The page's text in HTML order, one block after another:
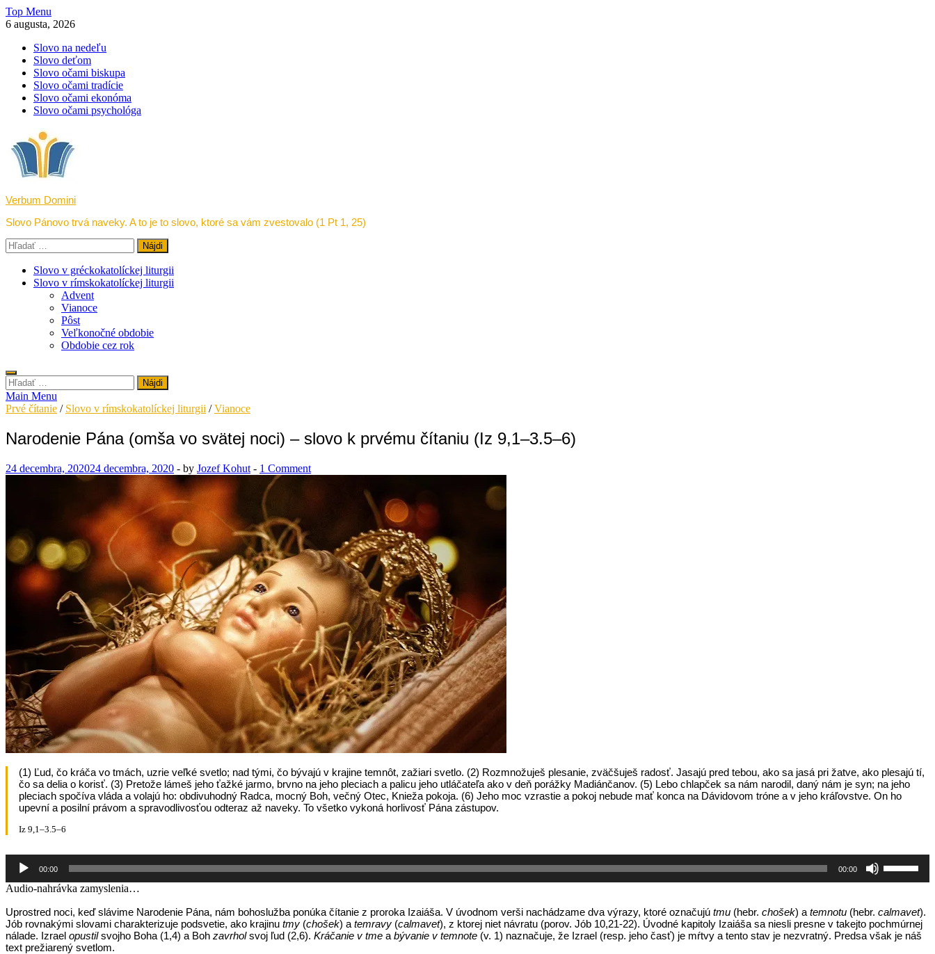
Skip
to
Top Menu
6 augusta, 2026
Slovo na nedeľu
Slovo deťom
Slovo očami biskupa
Slovo očami tradície
Slovo očami ekonóma
Slovo očami psychológa
Verbum Domini
Slovo Pánovo trvá naveky. A to je to slovo, ktoré sa vám zvestovalo (1 Pt 1, 25)
Hľadať:
Slovo v gréckokatolíckej liturgii
Slovo v rímskokatolíckej liturgii
Advent
Vianoce
Pôst
Veľkonočné obdobie
Obdobie cez rok
Hľadať:
Main Menu
Prvé čítanie / Slovo v rímskokatolíckej liturgii /Vianoce
Narodenie Pána (omša vo svätej noci) – slovo k prvému čítaniu (Iz 9,1–3.5–6)
24 decembra, 202024 decembra, 2020 - by Jozef Kohut - 1 Comment
(1) Ľud, čo kráča vo tmách, uzrie veľké svetlo; nad tými, čo bývajú v krajine temnôt, zažiari svetlo. (2) Rozmnožuješ plesanie, zväčšuješ radosť. Jasajú pred tebou, ako sa jasá pri žatve, ako plesajú tí,
čo sa delia o korisť. (3) Pretože lámeš jeho ťažké jarmo, brvno na jeho pleciach a palicu jeho utláčateľa ako v deň porážky Madiánčanov. (5) Lebo chlapček sa nám narodil, daný nám je syn; na jeho
pleciach spočíva vláda a volajú ho: obdivuhodný Radca, mocný Boh, večný Otec, Knieža pokoja. (6) Jeho moc vzrastie a pokoj nebude mať konca na Dávidovom tróne a v jeho kráľovstve. On ho
upevní a posilní právom a spravodlivosťou odteraz až naveky. To všetko vykoná horlivosť Pána zástupov.
Iz 9,1–3.5–6
Audio
prehrávač00:00 00:00
šípok
hore/dole
alebo
znížite
hlasitosť.
Audio-nahrávka zamyslenia…
Uprostred noci, keď slávime Narodenie Pána, nám bohoslužba ponúka čítanie z proroka Izaiáša. V úvodnom verši nachádzame dva výrazy, ktoré označujú tmu (hebr. chošek) a temnotu (hebr. calmavet).
Jób rovnakými slovami charakterizuje podsvetie, ako krajinu tmy (chošek) a temravy (calmavet), z ktorej niet návratu (porov. Jób 10,21-22). Úvodné kapitoly Izaiáša sa niesli presne v takejto pochmúrnej
nálade. Izrael opustilsvojho Boha (1,4) a Boh zavrholsvoj ľud (2,6). Kráčanie v tme a bývanie v temnote (v. 1) naznačuje, že Izrael (resp. jeho časť) je mŕtvy a tento stav je nezvratný. Predsa však je náš
text prežiarený svetlom.